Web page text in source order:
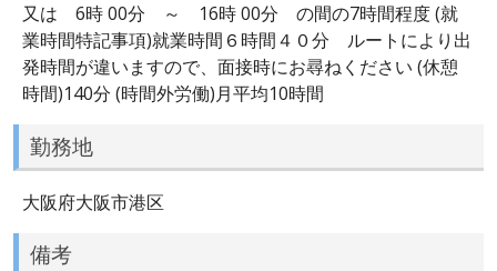
又は 6時 00分 ～ 16時 00分 の間の7時間程度 (就
業時間特記事項)就業時間６時間４０分 ルートにより出
発時間が違いますので、面接時にお尋ねください (休憩
時間)140分 (時間外労働)月平均10時間
勤務地
大阪府大阪市港区
備考